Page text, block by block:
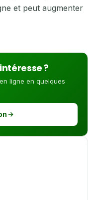
et peut augmenter
?
ligne en quelques